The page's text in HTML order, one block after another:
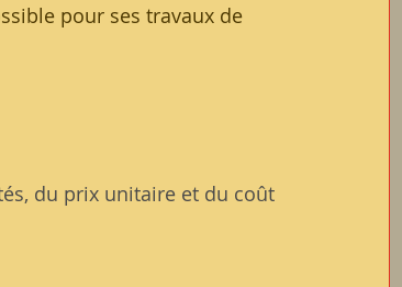
pour ses travaux de
du prix unitaire et du coût